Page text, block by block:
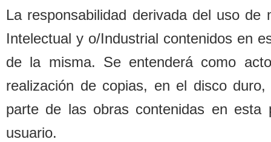
La responsabilidad derivada del uso de
Intelectual y o/Industrial contenidos en
de la misma. Se entenderá como
realización de copias, en el disco
parte de las obras contenidas en esta
usuario.